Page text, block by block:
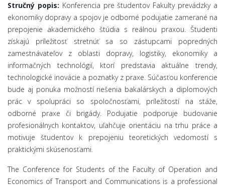
Stručný popis: Konferencia pre študentov Fakulty prevádzky a
ekonomiky dopravy a spojov je odborné podujatie zamerané na
prepojenie akademického štúdia s reálnou praxou. Študenti
získajú príležitosť stretnúť sa so zástupcami popredných
zamestnávateľov z oblasti dopravy, logistiky, ekonomiky a
informačných technológií, ktorí predstavia aktuálne trendy,
technologické inovácie a poznatky z praxe. Súčasťou konferencie
bude aj ponuka možností riešenia bakalárskych a diplomových
prác v spolupráci so spoločnosťami, príležitostí na stáže,
odborné praxe či brigády. Podujatie podporuje budovanie
profesionálnych kontaktov, uľahčuje orientáciu na trhu práce a
motivuje študentov k prepojeniu teoretických vedomostí s
praktickými skúsenosťami.
The Conference for Students of the Faculty of Operation and
Economics of Transport and Communications is a professional